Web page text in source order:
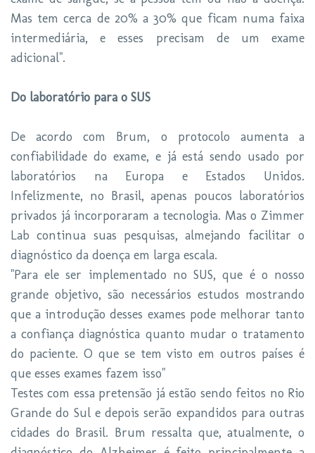
Mas tem cerca de 20% a 30% que ficam numa faixa
intermediária, e esses precisam de um exame
adicional".
Do laboratório para o SUS
De acordo com Brum, o protocolo aumenta a
confiabilidade do exame, e já está sendo usado por
laboratórios na Europa e Estados Unidos.
Infelizmente, no Brasil, apenas poucos laboratórios
privados já incorporaram a tecnologia. Mas o Zimmer
Lab continua suas pesquisas, almejando facilitar o
diagnóstico da doença em larga escala.
"Para ele ser implementado no SUS, que é o nosso
grande objetivo, são necessários estudos mostrando
que a introdução desses exames pode melhorar tanto
a confiança diagnóstica quanto mudar o tratamento
do paciente. O que se tem visto em outros países é
que esses exames fazem isso"
Testes com essa pretensão já estão sendo feitos no Rio
Grande do Sul e depois serão expandidos para outras
cidades do Brasil. Brum ressalta que, atualmente, o